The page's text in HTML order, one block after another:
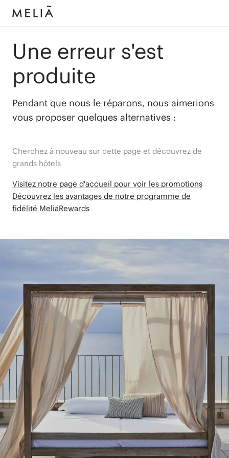
Une erreur s'est
produite
Pendant que nous le réparons, nous aimerions
vous proposer quelques alternatives :
Cherchez à nouveau sur cette page et découvrez de
grands hôtels
Visitez notre page d'accueil pour voir les promotions
Découvrez les avantages de notre programme de
fidélité MeliáRewards